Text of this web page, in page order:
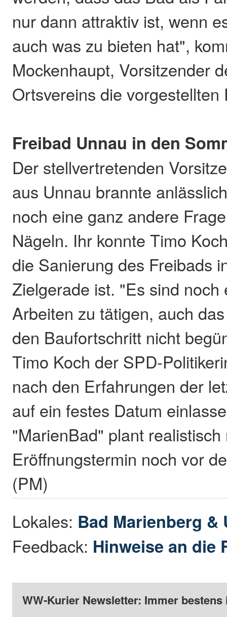
nur dann attraktiv ist, wenn
auch was zu bieten hat",
Mockenhaupt, Vorsitzender
Ortsvereins die vorgestellten
Freibad Unnau in den
Der stellvertretenden
aus Unnau brannte
noch eine ganz andere
Nägeln. Ihr konnte Timo
die Sanierung des Freibads
Zielgerade ist. "Es sind noch
Arbeiten zu tätigen, auch
den Baufortschritt nicht
Timo Koch der SPD-
nach den Erfahrungen der
auf ein festes Datum
"MarienBad" plant
Eröffnungstermin noch vor
(PM)
Lokales: Bad Marienberg &
Feedback: Hinweise an die
WW-Kurier Newsletter: Immer